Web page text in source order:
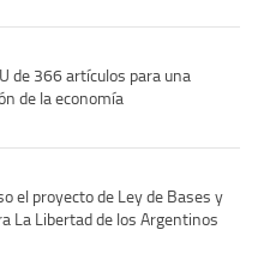
de 366 artículos para una
de la economía
el proyecto de Ley de Bases y
La Libertad de los Argentinos